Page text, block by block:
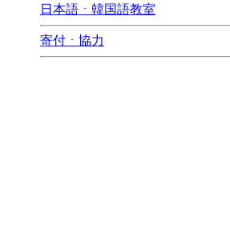
日本語ㆍ韓国語教室
寄付ㆍ協力